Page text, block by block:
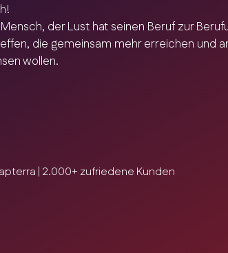
der Lust hat seinen Beruf zur
die gemeinsam mehr erreichen und
wollen.
| 2.000+ zufriedene Kunden